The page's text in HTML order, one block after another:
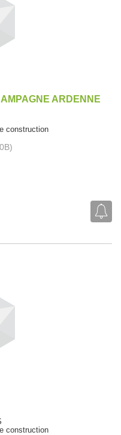
ARDENNE
construction
construction